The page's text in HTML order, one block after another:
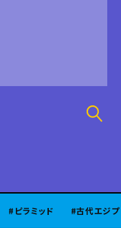
ピラミッド 古代エジプト